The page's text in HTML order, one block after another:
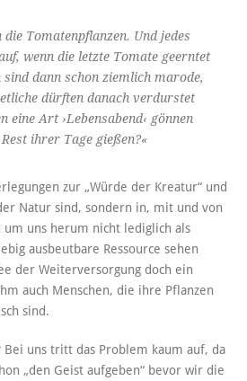
die Tomatenpflanzen. Und jedes
wenn die letzte Tomate geerntet
sind dann schon ziemlich marode,
dürften danach verdurstet
eine Art ›Lebensabend‹ gönnen
ihrer Tage gießen?«
zur „Würde der Kreatur“ und
Natur sind, sondern in, mit und von
um uns herum nicht lediglich als
ausbeutbare Ressource sehen
der Weiterversorgung doch ein
auch Menschen, die ihre Pflanzen
sind.
Bei uns tritt das Problem kaum auf, da
„den Geist aufgeben“ bevor wir die